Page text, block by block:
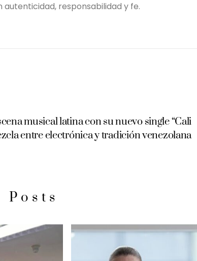
responsabilidad y fe.
musical latina con su nuevo single “Cali
entre electrónica y tradición venezolana
Posts